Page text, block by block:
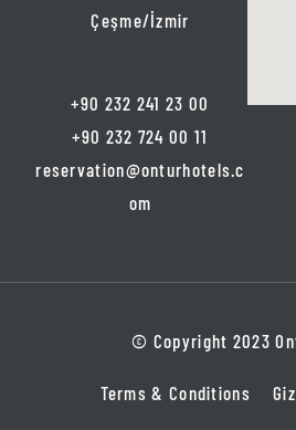
Çeşme/İzmir
+90 232 241 23 00
+90 232 724 00 11
reservation@onturhotels.c
om
© Copyright 2023
Terms & Conditions